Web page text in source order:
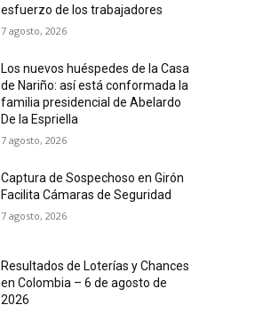
esfuerzo de los trabajadores
7 agosto, 2026
Los nuevos huéspedes de la Casa
de Nariño: así está conformada la
familia presidencial de Abelardo
De la Espriella
7 agosto, 2026
Captura de Sospechoso en Girón
Facilita Cámaras de Seguridad
7 agosto, 2026
Resultados de Loterías y Chances
en Colombia – 6 de agosto de
2026